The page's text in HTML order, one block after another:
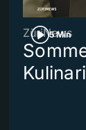
5 Min
ZüriNews